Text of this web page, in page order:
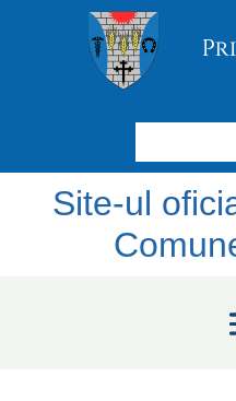
Site-ul